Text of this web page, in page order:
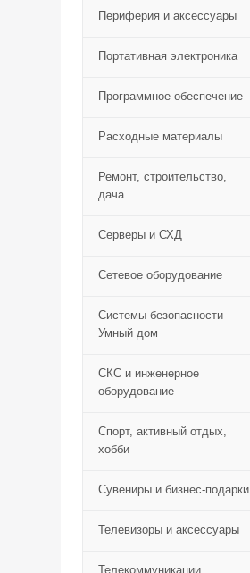
Периферия и аксессуары
Портативная электроника
Программное обеспечение
Расходные материалы
Ремонт, строительство,
дача
Серверы и СХД
Сетевое оборудование
Системы безопасности
Умный дом
СКС и инженерное
оборудование
Спорт, активный отдых,
хобби
Сувениры и бизнес-подарки
Телевизоры и аксессуары
Телекоммуникации